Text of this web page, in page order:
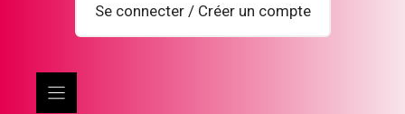
Se connecter / Créer un compte